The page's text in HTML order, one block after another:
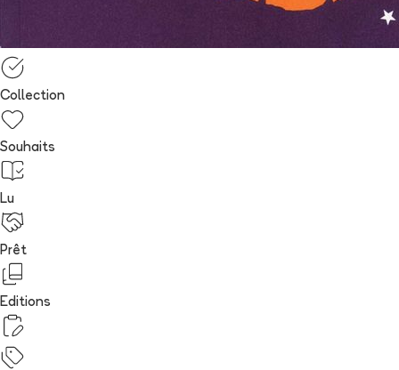
Collection
Souhaits
Lu
Prêt
Editions